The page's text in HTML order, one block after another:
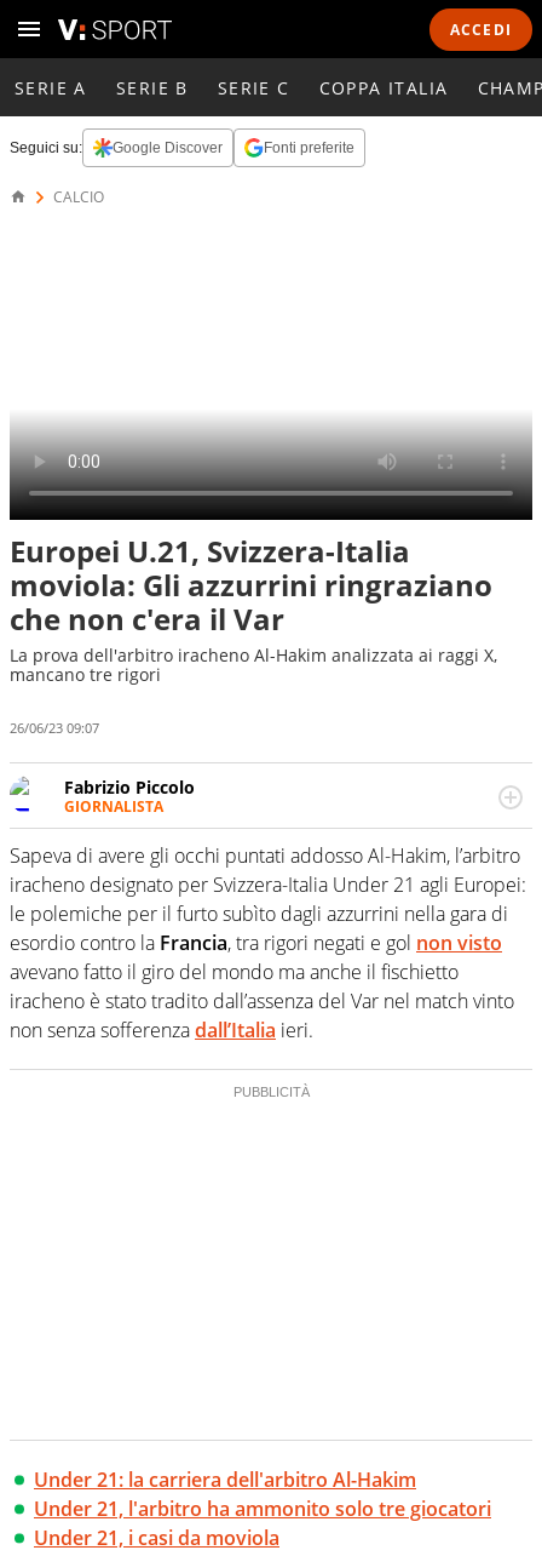
ACCEDI
SERIE A SERIE B SERIE C COPPA ITALIA
Seguici su: Google Discover Fonti preferite
CALCIO
Europei U.21, Svizzera-Italia
moviola: Gli azzurrini ringraziano
che non c'era il Var
La prova dell'arbitro iracheno Al-Hakim analizzata ai raggi X,
mancano tre rigori
26/06/23 09:07
Fabrizio Piccolo
GIORNALISTA
Nella sua carriera ha seguito numerose manifestazioni
sportive e collaborato con agenzie e testate. Esperienza,
competenza, conoscenza e memoria storica. Si occupa
prevalentemente di calcio
Sapeva di avere gli occhi puntati addosso Al-Hakim, l’arbitro
iracheno designato per Svizzera-Italia Under 21 agli Europei:
le polemiche per il furto subìto dagli azzurrini nella gara di
esordio contro la Francia, tra rigori negati e gol non visto
avevano fatto il giro del mondo ma anche il fischietto
iracheno è stato tradito dall’assenza del Var nel match vinto
non senza sofferenzadall’Italia ieri.
Under 21: la carriera dell'arbitro Al-Hakim
Under 21, l'arbitro ha ammonito solo tre giocatori
Under 21, i casi da moviola